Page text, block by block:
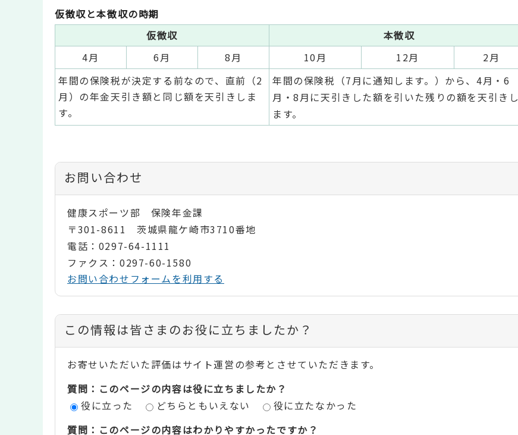
仮徴収と本徴収の時期
仮徴収
本徴収
4月
6月 8月 10月 12月
2月
年間の保険税が決定する前なので、直前（2
月）の年金天引き額と同じ額を天引きしま
す。
年間の保険税（7月に通知します。）から、4月・6
月・8月に天引きした額を引いた残りの額を天引きし
ます。
お問い合わせ
健康スポーツ部 保険年金課
〒301-8611 茨城県龍ケ崎市3710番地
電話：0297-64-1111
ファクス：0297-60-1580
お問い合わせフォームを利用する
コ
ン
テ
ン
この情報は皆さまのお役に立ちましたか？
お寄せいただいた評価はサイト運営の参考とさせていただきます。
質問：このページの内容は役に立ちましたか？
役に立った
どちらともいえない
役に立たなかった
質問：このページの内容はわかりやすかったですか？